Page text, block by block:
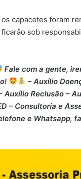
capacetes foram
sob
Fale com a gente,
– Auxílio
Reclusão –
– Consultoria e
e Whatsapp,